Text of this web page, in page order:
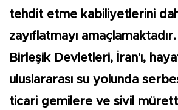
tehdit etme kabiliyetlerini
zayıflatmayı
Birleşik Devletleri, İran'ı,
uluslararası su yolunda
ticari gemilere ve sivil